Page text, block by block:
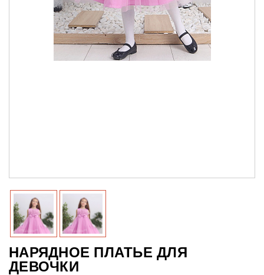
НАРЯДНОЕ ПЛАТЬЕ ДЛЯ
ДЕВОЧКИ